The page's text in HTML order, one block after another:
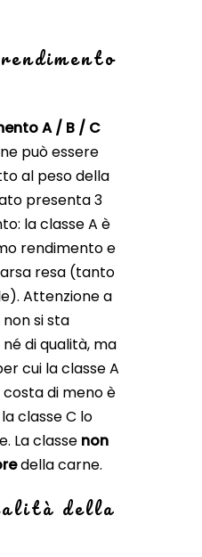
A / B / C
può essere
al peso della
presenta 3
la classe A è
rendimento e
resa (tanto
Attenzione a
si sta
di qualità, ma
cui la classe A
costa di meno è
classe C lo
La classe non
della carne.
della